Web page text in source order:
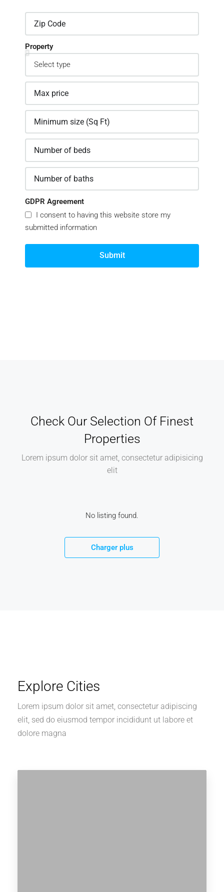
Property
GDPR Agreement
I consent to having this website store my
submitted information
Submit
Check Our Selection Of Finest
Properties
Lorem ipsum dolor sit amet, consectetur adipisicing
elit
No listing found.
Charger plus
Explore Cities
Lorem ipsum dolor sit amet, consectetur adipiscing
elit, sed do eiusmod tempor incididunt ut labore et
dolore magna